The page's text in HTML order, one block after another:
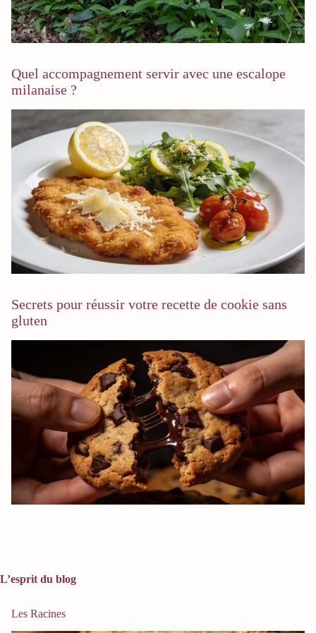
Quel accompagnement servir avec une escalope
milanaise ?
Secrets pour réussir votre recette de cookie sans
gluten
L’esprit du blog
Les Racines